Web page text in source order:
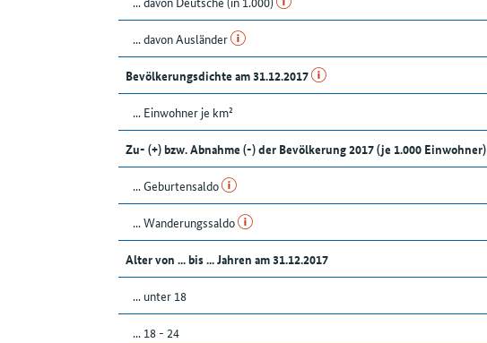
... davon Ausländer
Bevölkerungsdichte am 31.12.2017
... Einwohner je km²
Zu- (+) bzw. Abnahme (-) der Bevölkerung 2017 (je 1.000 Einwohner)
... Geburtensaldo
... Wanderungssaldo
Alter von ... bis ... Jahren am 31.12.2017
... unter 18
... 18 - 24